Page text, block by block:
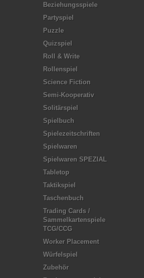
Beziehungsspiele
Partyspiel
Puzzle
Quizspiel
Roll & Write
Rollenspiel
Science Fiction
Semi-Kooperativ
Solitärspiel
Spielbuch
Spielezeitschriften
Spielwaren
Spielwaren SPEZIAL
Tabletop
Taktikspiel
Taschenbuch
Trading Cards /
Sammelkartenspiele
TCG/CCG
Worker Placement
Würfelspiel
Zubehör